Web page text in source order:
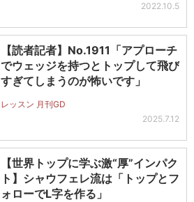
2022.10.5
【読者記者】No.1911「アプローチ
でウェッジを持つとトップして飛び
すぎてしまうのが怖いです」
レッスン 月刊GD
2025.7.12
【世界トップに学ぶ激“厚”インパク
ト】シャウフェレ流は「トップとフ
ォローでL字を作る」